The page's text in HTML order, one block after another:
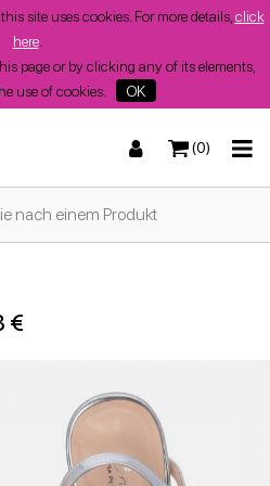
site uses cookies. For more details, click
here.
page or by clicking any of its elements,
use of cookies.
OK
(0)
€